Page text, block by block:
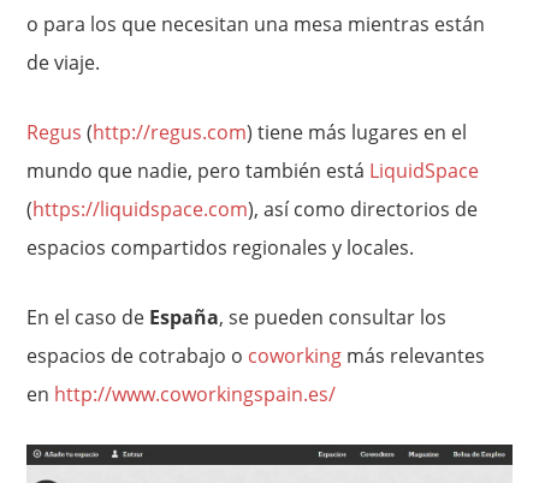
o para los que necesitan una mesa mientras están
de viaje.
Regus (http://regus.com) tiene más lugares en el
mundo que nadie, pero también está LiquidSpace
(https://liquidspace.com), así como directorios de
espacios compartidos regionales y locales.
En el caso de España, se pueden consultar los
espacios de cotrabajo o coworking más relevantes
en http://www.coworkingspain.es/